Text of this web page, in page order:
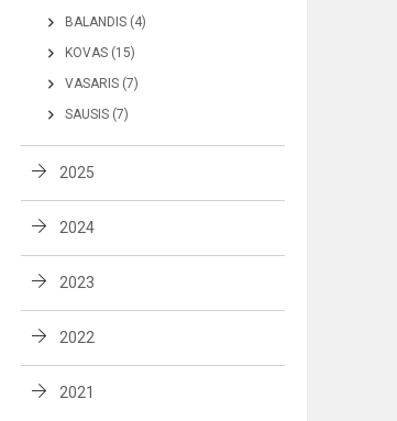
BALANDIS (4)
KOVAS (15)
VASARIS (7)
SAUSIS (7)
2025
2024
2023
2022
2021